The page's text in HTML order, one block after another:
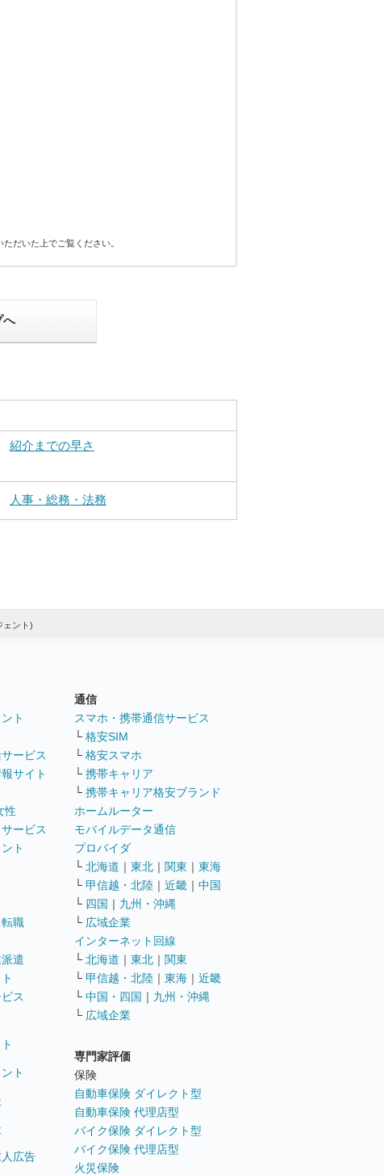
だいた上でご覧ください。
へ
紹介までの早さ
人事・総務・法務
ェント)
ト
ービス
サイト
性
ービス
ト
職
遣
ス
ト
広告
通信
スマホ・携帯通信サービス
└ 格安SIM
└ 格安スマホ
└ 携帯キャリア
└ 携帯キャリア格安ブランド
ホームルーター
モバイルデータ通信
プロバイダ
└ 北海道 ｜ 東北 ｜ 関東 ｜ 東海
└ 甲信越・北陸 ｜ 近畿 ｜ 中国
└ 四国 ｜ 九州・沖縄
└ 広域企業
インターネット回線
└ 北海道 ｜ 東北 ｜ 関東
└ 甲信越・北陸 ｜ 東海 ｜ 近畿
└ 中国・四国 ｜ 九州・沖縄
└ 広域企業
専門家評価
保険
自動車保険 ダイレクト型
自動車保険 代理店型
バイク保険 ダイレクト型
バイク保険 代理店型
火災保険